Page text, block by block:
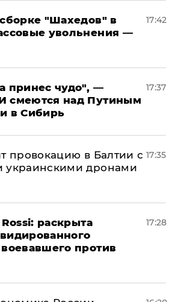
"Шахедов" в
увольнения —
17:42
принес чудо", —
смеются над Путиным
в Сибирь
17:37
провокацию в Балтии с
украинскими дронами
17:35
раскрыта
против
17:28